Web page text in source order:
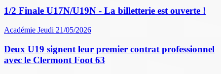
1/2 Finale U17N/U19N - La billetterie est ouverte !
Académie Jeudi 21/05/2026
Deux U19 signent leur premier contrat professionnel
avec le Clermont Foot 63